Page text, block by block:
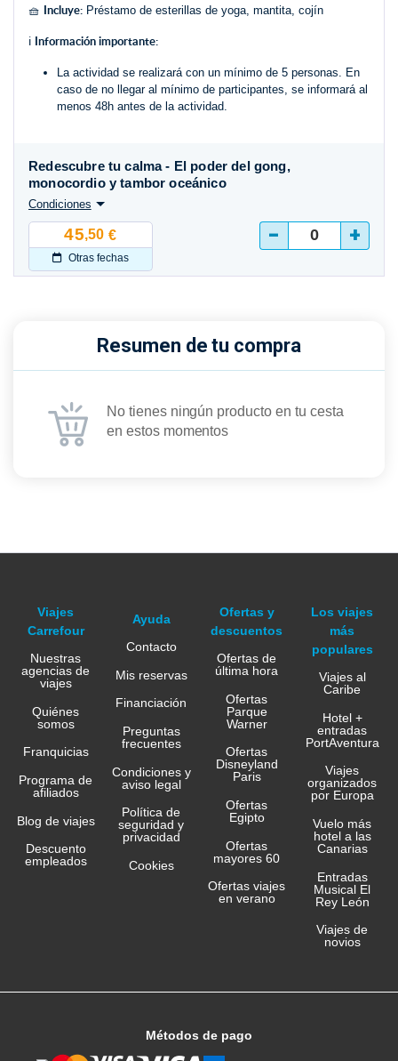
🧺 Incluye: Préstamo de esterillas de yoga, mantita, cojín
ℹ️ Información importante:
La actividad se realizará con un mínimo de 5 personas. En
caso de no llegar al mínimo de participantes, se informará al
menos 48h antes de la actividad.
45,50 €
Otras fechas
Redescubre tu calma - El poder del gong,
monocordio y tambor oceánico
Condiciones
- +
Resumen de tu compra
No tienes ningún producto en tu cesta
en estos momentos
Viajes
Carrefour
Nuestras
agencias de
viajes
Quiénes
somos
Franquicias
Programa de
afiliados
Blog de viajes
Descuento
empleados
Ayuda
Contacto
Mis reservas
Financiación
Preguntas
frecuentes
Condiciones y
aviso legal
Política de
seguridad y
privacidad
Cookies
Ofertas y
descuentos
Ofertas de
última hora
Ofertas
Parque
Warner
Ofertas
Disneyland
Paris
Ofertas
Egipto
Ofertas
mayores 60
Ofertas viajes
en verano
Los viajes
más
populares
Viajes al
Caribe
Hotel +
entradas
PortAventura
Viajes
organizados
por Europa
Vuelo más
hotel a las
Canarias
Entradas
Musical El
Rey León
Viajes de
novios
Métodos de pago